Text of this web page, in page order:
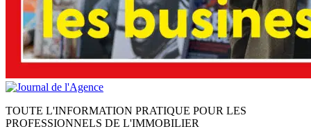
TOUTE L'INFORMATION PRATIQUE POUR LES
PROFESSIONNELS DE L'IMMOBILIER